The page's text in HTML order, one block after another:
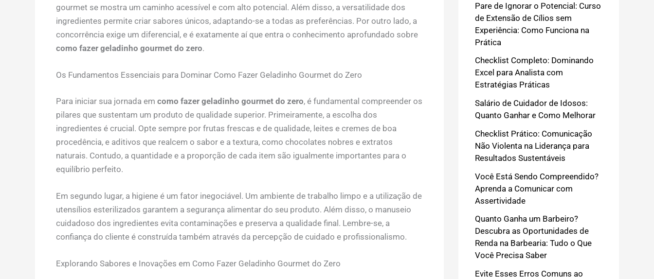
gourmet se mostra um caminho acessível e com alto potencial. Além disso, a versatilidade dos
ingredientes permite criar sabores únicos, adaptando-se a todas as preferências. Por outro lado, a
concorrência exige um diferencial, e é exatamente aí que entra o conhecimento aprofundado sobre
como fazer geladinho gourmet do zero.
Os Fundamentos Essenciais para Dominar Como Fazer Geladinho Gourmet do Zero
Para iniciar sua jornada em como fazer geladinho gourmet do zero, é fundamental compreender os
pilares que sustentam um produto de qualidade superior. Primeiramente, a escolha dos
ingredientes é crucial. Opte sempre por frutas frescas e de qualidade, leites e cremes de boa
procedência, e aditivos que realcem o sabor e a textura, como chocolates nobres e extratos
naturais. Contudo, a quantidade e a proporção de cada item são igualmente importantes para o
equilíbrio perfeito.
Em segundo lugar, a higiene é um fator inegociável. Um ambiente de trabalho limpo e a utilização de
utensílios esterilizados garantem a segurança alimentar do seu produto. Além disso, o manuseio
cuidadoso dos ingredientes evita contaminações e preserva a qualidade final. Lembre-se, a
confiança do cliente é construída também através da percepção de cuidado e profissionalismo.
Explorando Sabores e Inovações em Como Fazer Geladinho Gourmet do Zero
Pare de Ignorar o Potencial: Curso
de Extensão de Cílios sem
Experiência: Como Funciona na
Prática
Checklist Completo: Dominando
Excel para Analista com
Estratégias Práticas
Salário de Cuidador de Idosos:
Quanto Ganhar e Como Melhorar
Checklist Prático: Comunicação
Não Violenta na Liderança para
Resultados Sustentáveis
Você Está Sendo Compreendido?
Aprenda a Comunicar com
Assertividade
Quanto Ganha um Barbeiro?
Descubra as Oportunidades de
Renda na Barbearia: Tudo o Que
Você Precisa Saber
Evite Esses Erros Comuns ao